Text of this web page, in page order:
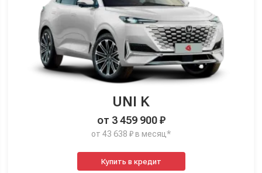
UNI K
от 3 459 900 ₽
от 43 638 ₽ в месяц*
Купить в кредит